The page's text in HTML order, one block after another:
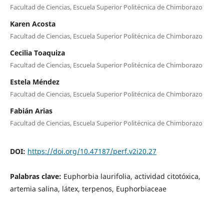
Facultad de Ciencias, Escuela Superior Politécnica de Chimborazo
Karen Acosta
Facultad de Ciencias, Escuela Superior Politécnica de Chimborazo
Cecilia Toaquiza
Facultad de Ciencias, Escuela Superior Politécnica de Chimborazo
Estela Méndez
Facultad de Ciencias, Escuela Superior Politécnica de Chimborazo
Fabián Arias
Facultad de Ciencias, Escuela Superior Politécnica de Chimborazo
DOI: https://doi.org/10.47187/perf.v2i20.27
Palabras clave: Euphorbia laurifolia, actividad citotóxica,
artemia salina, látex, terpenos, Euphorbiaceae